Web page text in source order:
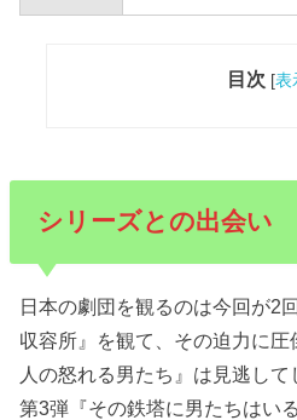
目次 [表
シリーズとの出会い
日本の劇団を観るのは今回が2
収容所』を観て、その迫力に
人の怒れる男たち』は見逃し
第3弾『その鉄塔に男たちはい